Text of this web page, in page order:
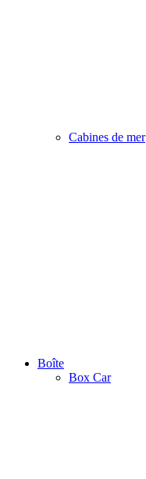
Cabines de mer
Boîte
Box Car